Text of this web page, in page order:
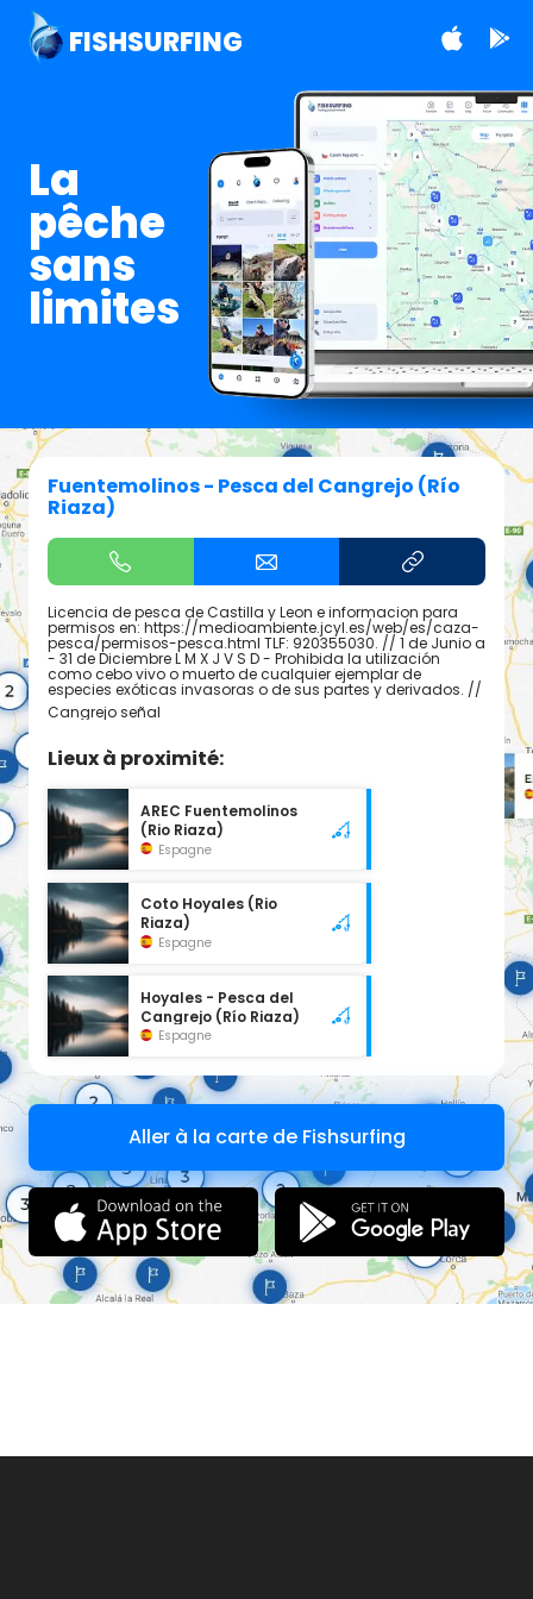
FISHSURFING
La
pêche
sans
limites
Fuentemolinos - Pesca del Cangrejo (Río
Riaza)
Licencia de pesca de Castilla y Leon e informacion para
permisos en: https://medioambiente.jcyl.es/web/es/caza-
pesca/permisos-pesca.html TLF: 920355030. // 1 de Junio a
- 31 de Diciembre L M X J V S D - Prohibida la utilización
como cebo vivo o muerto de cualquier ejemplar de
especies exóticas invasoras o de sus partes y derivados. //
Cangrejo señal
Lieux à proximité:
AREC Fuentemolinos
(Rio Riaza)
Espagne
Coto Hoyales (Rio
Riaza)
Espagne
Hoyales - Pesca del
Cangrejo (Río Riaza)
Espagne
Aller à la carte de Fishsurfing